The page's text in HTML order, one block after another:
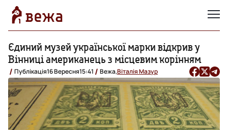
Єдиний музей української марки відкрив у
Вінниці американець з місцевим корінням
Публікація16 Вересня15:41 Вежа,Віталія Мазур